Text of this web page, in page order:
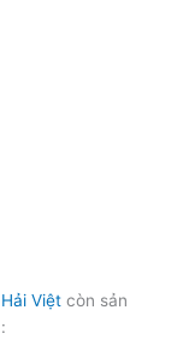
Việt còn sản